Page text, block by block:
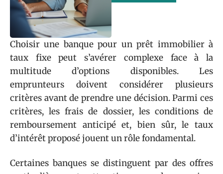
Choisir une banque pour un prêt immobilier à
taux fixe peut s’avérer complexe face à la
multitude d’options disponibles. Les
emprunteurs doivent considérer plusieurs
critères avant de prendre une décision. Parmi ces
critères, les frais de dossier, les conditions de
remboursement anticipé et, bien sûr, le taux
d’intérêt proposé jouent un rôle fondamental.
Certaines banques se distinguent par des offres